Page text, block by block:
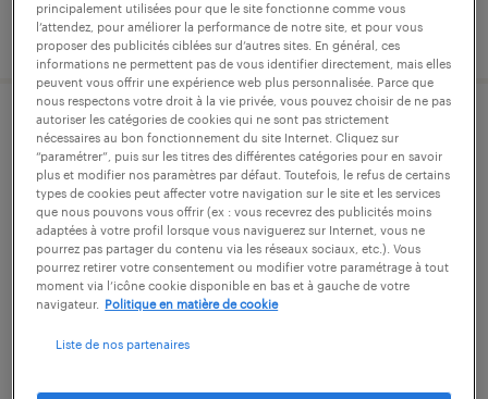
publié le 5 août 2026
moniteur-educateur (f/h)
châteaulin, finistère
intérim
14,00 € - 20,00 € par heure
publié le 8 juillet 2026
principalement utilisées pour que le site fonctionne comme vous
l’attendez, pour améliorer la performance de notre site, et pour vous
proposer des publicités ciblées sur d’autres sites. En général, ces
informations ne permettent pas de vous identifier directement, mais elles
peuvent vous offrir une expérience web plus personnalisée. Parce que
nous respectons votre droit à la vie privée, vous pouvez choisir de ne pas
autoriser les catégories de cookies qui ne sont pas strictement
nécessaires au bon fonctionnement du site Internet. Cliquez sur
“paramétrer”, puis sur les titres des différentes catégories pour en savoir
plus et modifier nos paramètres par défaut. Toutefois, le refus de certains
types de cookies peut affecter votre navigation sur le site et les services
que nous pouvons vous offrir (ex : vous recevrez des publicités moins
adaptées à votre profil lorsque vous naviguerez sur Internet, vous ne
pourrez pas partager du contenu via les réseaux sociaux, etc.). Vous
pourrez retirer votre consentement ou modifier votre paramétrage à tout
moment via l’icône cookie disponible en bas et à gauche de votre
navigateur.
Politique en matière de cookie
Liste de nos partenaires